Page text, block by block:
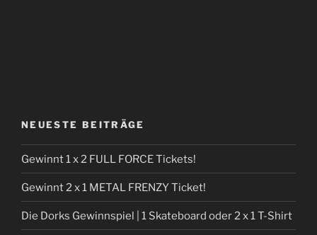
NEUESTE BEITRÄGE
Gewinnt 1 x 2 FULL FORCE Tickets!
Gewinnt 2 x 1 METAL FRENZY Ticket!
Die Dorks Gewinnspiel | 1 Skateboard oder 2 x 1 T-Shirt